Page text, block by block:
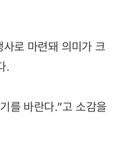
로 마련돼 의미가 크
.
를 바란다.”고 소감을